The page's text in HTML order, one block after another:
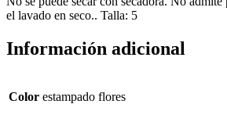
el lavado en seco.. Talla: 5
Información adicional
Color estampado flores